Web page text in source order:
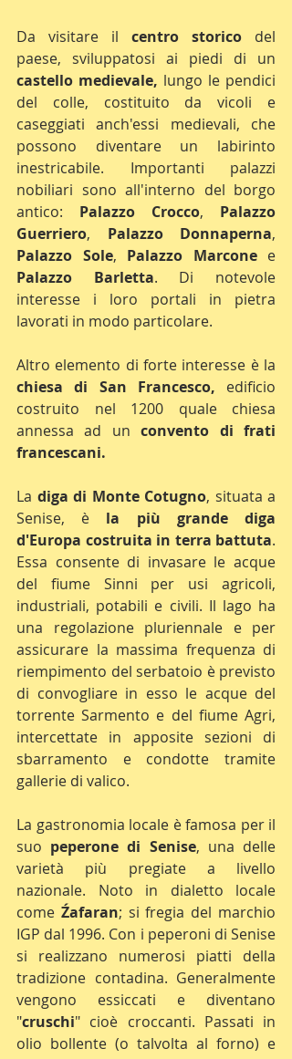
Da visitare il centro storico del
castello medievale, lungo le pendici
del colle, costituito da vicoli e
caseggiati anch'essi medievali, che
possono diventare un labirinto
inestricabile. Importanti palazzi
nobiliari sono all'interno del borgo
antico: Palazzo Crocco, Palazzo
Guerriero, Palazzo Donnaperna
Palazzo Sole, Palazzo Marcone
Palazzo Barletta. Di notevole
interesse i loro portali in pietra
lavorati in modo particolare.
chiesa di San Francesco, edificio
costruito nel 1200 quale chiesa
annessa ad un convento di frati
francescani.
La diga di Monte Cotugno, situata a
Senise, è la più grande diga
d'Europa costruita in terra battuta.
Essa consente di invasare le acque
del fiume Sinni per usi agricoli,
industriali, potabili e civili. Il lago ha
una regolazione pluriennale e per
assicurare la massima frequenza di
riempimento del serbatoio è previsto
di convogliare in esso le acque del
torrente Sarmento e del fiume Agri,
intercettate in apposite sezioni di
sbarramento e condotte tramite
gallerie di valico.
La gastronomia locale è famosa per il
suo peperone di Senise, una delle
varietà più pregiate a livello
nazionale. Noto in dialetto locale
come Źafaran; si fregia del marchio
IGP dal 1996. Con i peperoni di Senise
si realizzano numerosi piatti della
tradizione contadina. Generalmente
vengono essiccati e diventano
"cruschi" cioè croccanti. Passati in
olio bollente (o talvolta al forno) e